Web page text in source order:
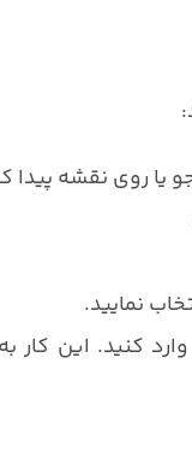
یا روی نقشه پیدا
نمایید.
کنید. این کار